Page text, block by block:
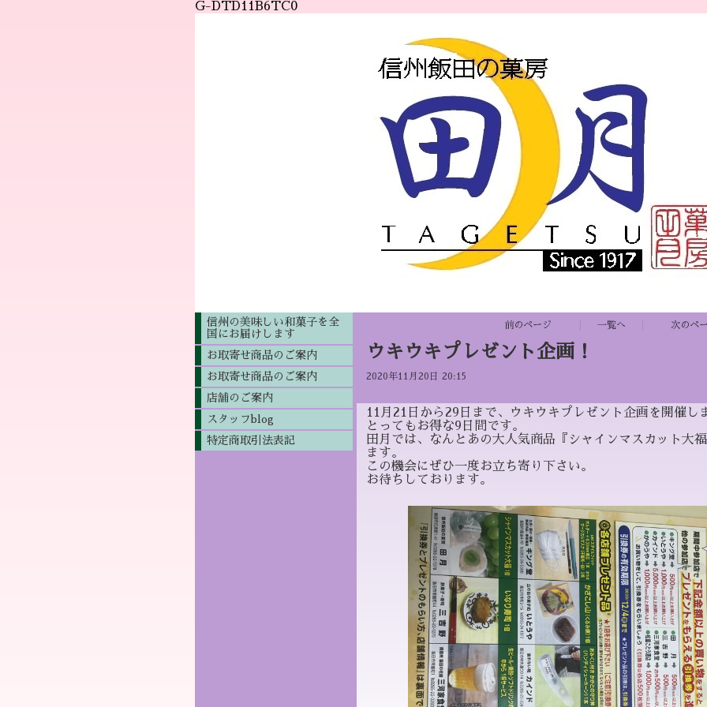
G-DTD11B6TC0
前のページ 一覧へ 次のペ
ウキウキプレゼント企画！
2020年11月20日 20:15
11月21日から29日まで、ウキウキプレゼント企画を開催し
とってもお得な9日間です。
田月では、なんとあの大人気商品『シャインマスカット大
ます。
この機会にぜひ一度お立ち寄り下さい。
お待ちしております。
信州の美味しい和菓子を全
国にお届けします
お取寄せ商品のご案内
お取寄せ商品のご案内
店舗のご案内
スタッフblog
特定商取引法表記